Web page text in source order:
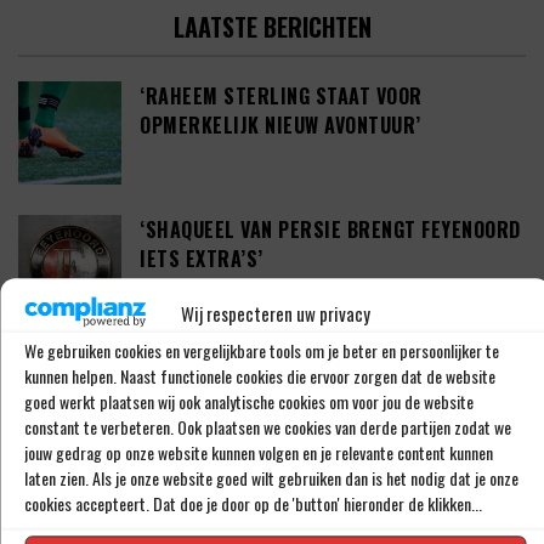
Wij respecteren uw privacy
We gebruiken cookies en vergelijkbare tools om je beter en persoonlijker te
kunnen helpen. Naast functionele cookies die ervoor zorgen dat de website
goed werkt plaatsen wij ook analytische cookies om voor jou de website
constant te verbeteren. Ook plaatsen we cookies van derde partijen zodat we
jouw gedrag op onze website kunnen volgen en je relevante content kunnen
laten zien. Als je onze website goed wilt gebruiken dan is het nodig dat je onze
cookies accepteert. Dat doe je door op de 'button' hieronder de klikken...
LAATSTE BERICHTEN
‘RAHEEM STERLING STAAT VOOR
OPMERKELIJK NIEUW AVONTUUR’
‘SHAQUEEL VAN PERSIE BRENGT FEYENOORD
IETS EXTRA’S’
DEFINITIEF: IN-BEOM HWANG ZET LOOPBAAN
VOORT BIJ FC PORTO
‘CRYSENSIO SUMMERVILLE DICHT BIJ